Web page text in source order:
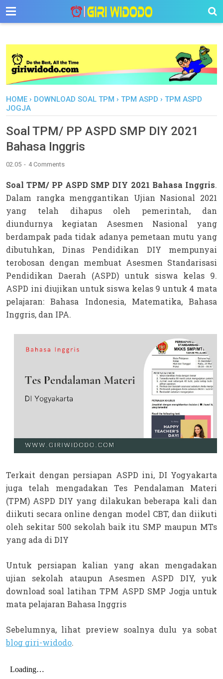
-->
HOME › DOWNLOAD SOAL TPM › TPM ASPD › TPM ASPD
JOGJA
Soal TPM/ PP ASPD SMP DIY 2021
Bahasa Inggris
02.05 4 Comments
Soal TPM/ PP ASPD SMP DIY 2021 Bahasa Inggris.
Dalam rangka menggantikan Ujian Nasional 2021
yang telah dihapus oleh pemerintah, dan
diundurnya kegiatan Asesmen Nasional yang
berdampak pada tidak adanya pemetaan mutu yang
dibutuhkan, Dinas Pendidikan DIY mempunyai
terobosan dengan membuat Asesmen Standarisasi
Pendidikan Daerah (ASPD) untuk siswa kelas 9.
ASPD ini diujikan untuk siswa kelas 9 untuk 4 mata
pelajaran: Bahasa Indonesia, Matematika, Bahasa
Inggris, dan IPA.
Terkait dengan persiapan ASPD ini, DI Yogyakarta
juga telah mengadakan Tes Pendalaman Materi
(TPM) ASPD DIY yang dilakukan beberapa kali dan
diikuti secara online dengan model CBT, dan diikuti
oleh sekitar 500 sekolah baik itu SMP maupun MTs
yang ada di DIY
Untuk persiapan kalian yang akan mengadakan
ujian sekolah ataupun Asesmen ASPD DIY, yuk
download soal latihan TPM ASPD SMP Jogja untuk
mata pelajaran Bahasa Inggris
blog giri-widodo.